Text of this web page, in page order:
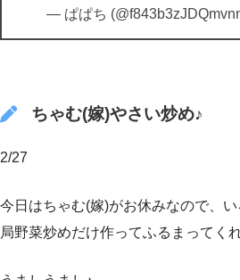
— ぱぱち
ちゃむ(嫁)やさい炒め♪
2/27
今日はちゃむ(嫁)がお休みなので、
局野菜炒めだけ作ってふるまってくれ